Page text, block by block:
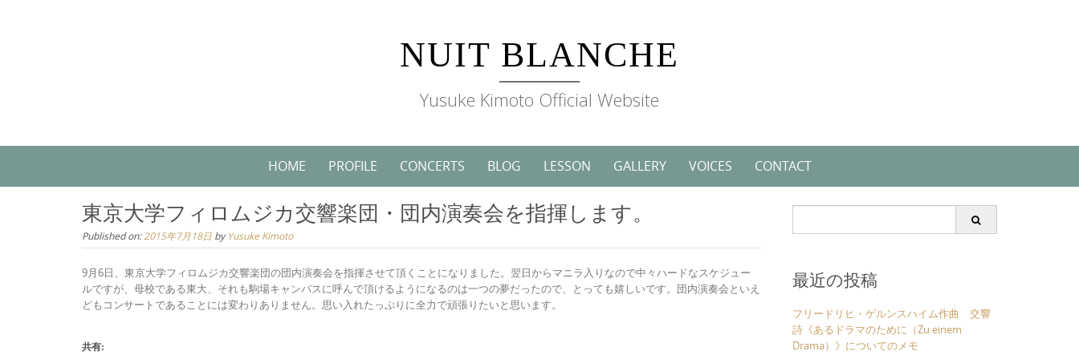
NUIT BLANCHE
Yusuke Kimoto Official Website
content
HOME PROFILE CONCERTS BLOG LESSON GALLERY VOICES CONTACT
東京大学フィロムジカ交響楽団・団内演奏会を指揮します。
Published on:2015年7月18日 byYusuke Kimoto
9月6日、東京大学フィロムジカ交響楽団の団内演奏会を指揮させて頂くことになりました。翌日からマニラ入りなので中々ハードなスケジュー
ルですが、母校である東大、それも駒場キャンパスに呼んで頂けるようになるのは一つの夢だったので、とっても嬉しいです。団内演奏会といえ
どもコンサートであることには変わりありません。思い入れたっぷりに全力で頑張りたいと思います。
共有:
最近の投稿
フリードリヒ・ゲルンスハイム作曲 交響
詩《あるドラマのために（Zu einem
Drama）》についてのメモ